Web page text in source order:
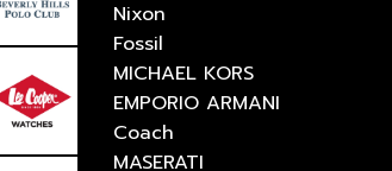
Nixon
Fossil
MICHAEL KORS
EMPORIO ARMANI
Coach
MASERATI